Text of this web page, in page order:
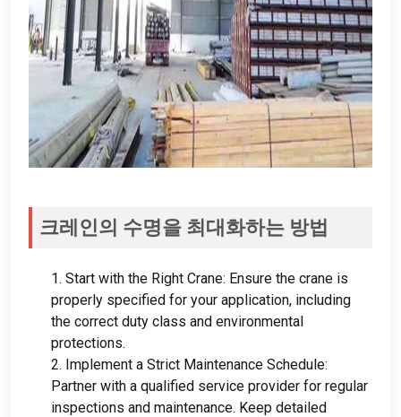
크레인의 수명을 최대화하는 방법
1. Start with the Right Crane: Ensure the crane is
properly specified for your application, including
the correct duty class and environmental
protections.
2. Implement a Strict Maintenance Schedule:
Partner with a qualified service provider for regular
inspections and maintenance. Keep detailed